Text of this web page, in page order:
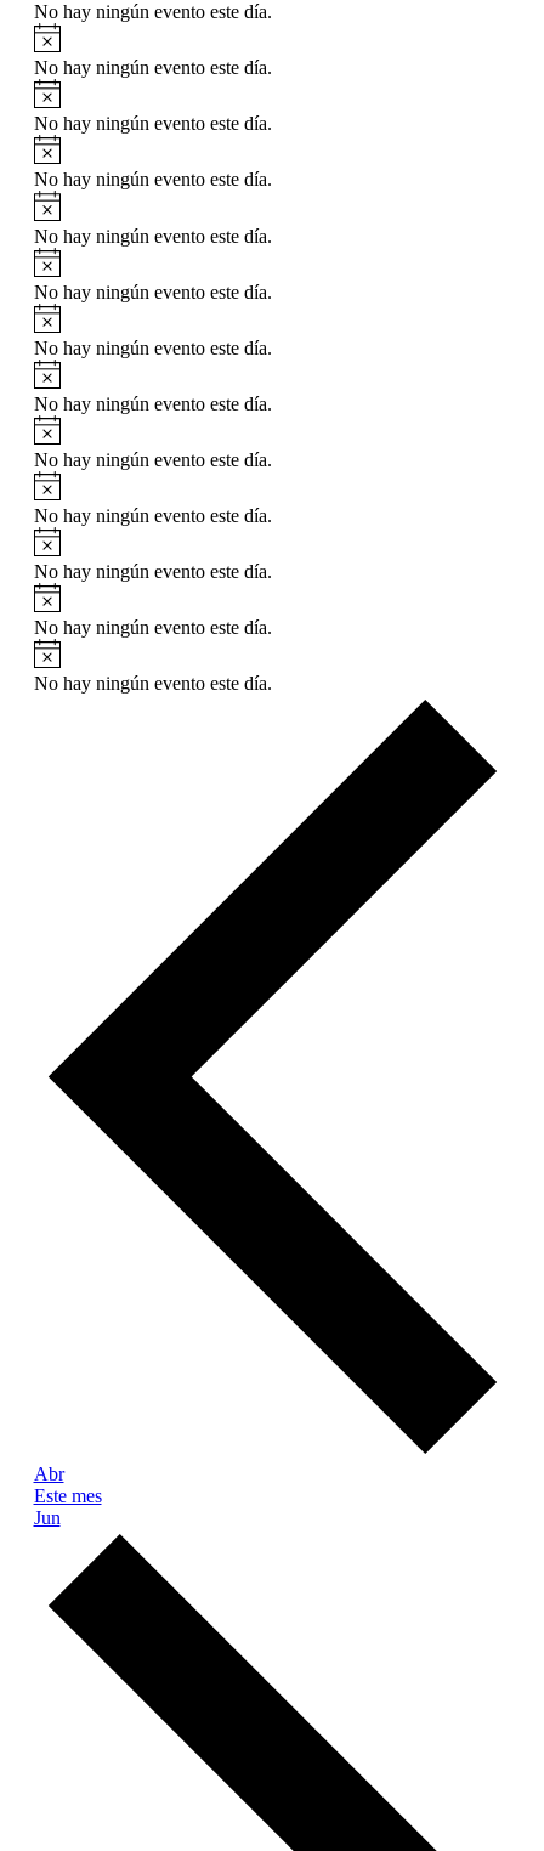
No hay ningún evento este día.
No hay ningún evento este día.
No hay ningún evento este día.
No hay ningún evento este día.
No hay ningún evento este día.
No hay ningún evento este día.
No hay ningún evento este día.
No hay ningún evento este día.
No hay ningún evento este día.
No hay ningún evento este día.
No hay ningún evento este día.
No hay ningún evento este día.
No hay ningún evento este día.
Abr
Este mes
Jun